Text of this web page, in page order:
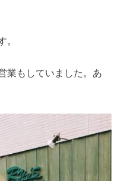
。
業もしていました。あ